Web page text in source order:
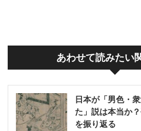
あわせて読みたい
日本が「男色・
た」説は本当か
を振り返る